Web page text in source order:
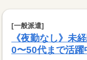
[一般派遣]
《夜勤なし》未
0〜50代まで活躍